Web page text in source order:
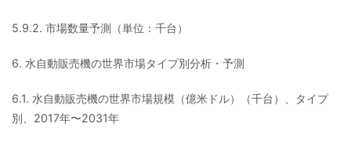
5.9.2. 市場数量予測（単位：千台）
6. 水自動販売機の世界市場タイプ別分析・予測
6.1. 水自動販売機の世界市場規模（億米ドル）（千台）、タイプ
別、2017年〜2031年